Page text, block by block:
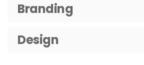
Branding
Design